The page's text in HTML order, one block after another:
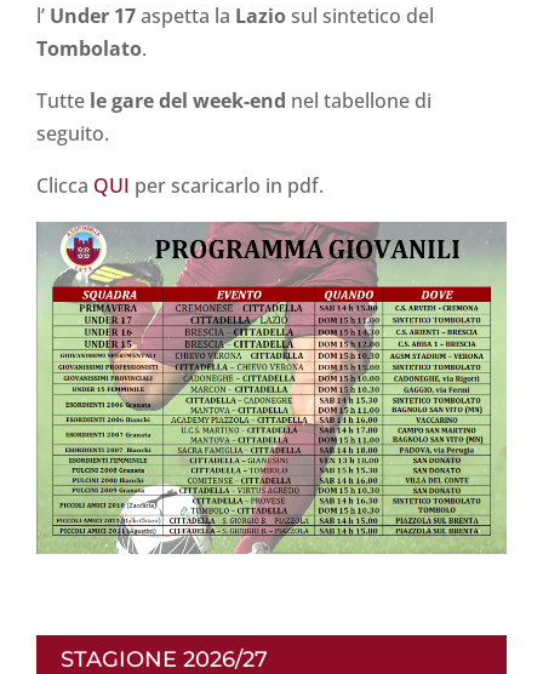
l’ Under 17aspetta la Laziosul sintetico del
Tombolato.
Tutte le gare del week-end nel tabellone di
seguito.
Clicca QUI per scaricarlo in pdf.
STAGIONE 2026/27